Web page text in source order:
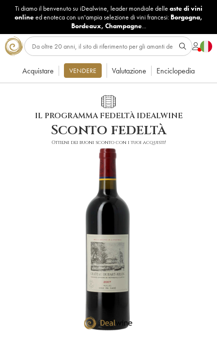
Ti diamo il benvenuto su iDealwine, leader mondiale delle aste di vini
onlineed enoteca con un'ampia selezione di vini francesi: Borgogna,
Bordeaux, Champagne...
Acquistare VENDERE Valutazione Enciclopedia
IL PROGRAMMA FEDELTÀ IDEALWINE
Sconto fedeltà
Ottieni dei buoni sconto con i tuoi acquisti!